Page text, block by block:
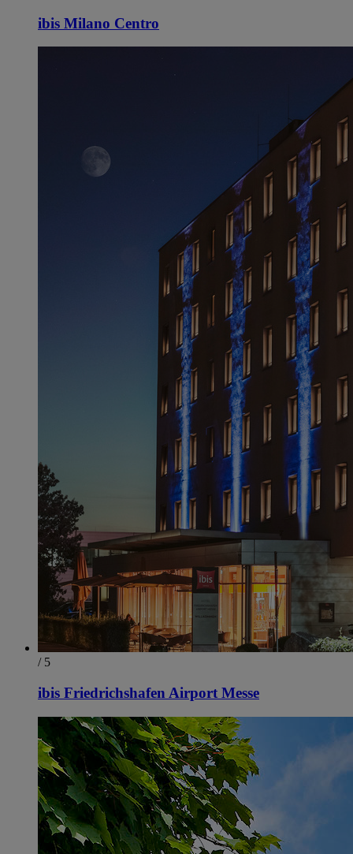
ibis Milano Centro
/ 5
ibis Friedrichshafen Airport Messe